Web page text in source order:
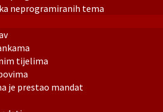
neprogramiranih tema
tijelima
je prestao mandat